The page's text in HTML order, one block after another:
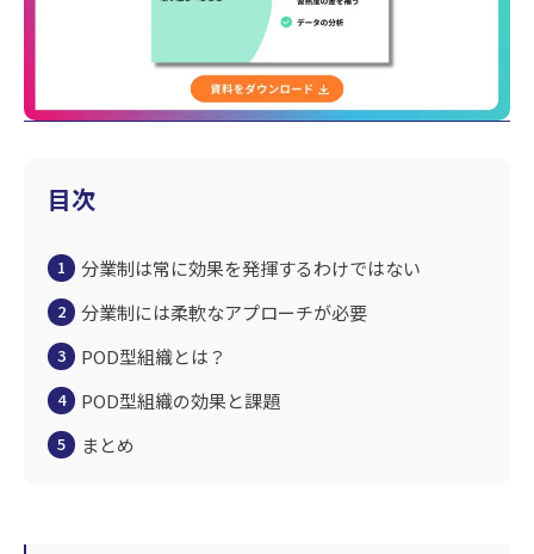
目次
1 分業制は常に効果を発揮するわけではない
2 分業制には柔軟なアプローチが必要
3 POD型組織とは？
4 POD型組織の効果と課題
5 まとめ